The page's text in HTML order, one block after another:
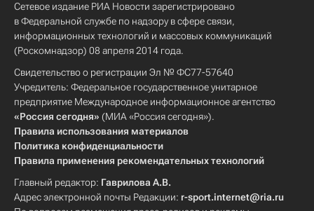
Сетевое издание РИА Новости зарегистрировано
в Федеральной службе по надзору в сфере связи,
информационных технологий и массовых коммуникаций
(Роскомнадзор) 08 апреля 2014 года.
Свидетельство о регистрации Эл № ФС77-57640
Учредитель: Федеральное государственное унитарное
предприятие Международное информационное агентство
«Россия сегодня» (МИА «Россия сегодня»).
Правила использования материалов
Политика конфиденциальности
Правила применения рекомендательных технологий
Главный редактор: Гаврилова А.В.
Адрес электронной почты Редакции: r-sport.internet@ria.ru